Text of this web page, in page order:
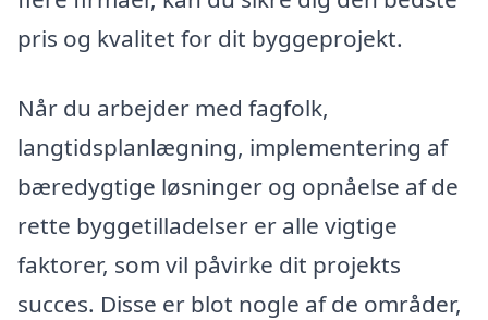
pris og kvalitet for dit byggeprojekt.
Når du arbejder med fagfolk,
langtidsplanlægning, implementering af
bæredygtige løsninger og opnåelse af de
rette byggetilladelser er alle vigtige
faktorer, som vil påvirke dit projekts
succes. Disse er blot nogle af de områder,